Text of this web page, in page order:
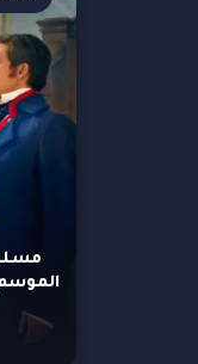
الموسم